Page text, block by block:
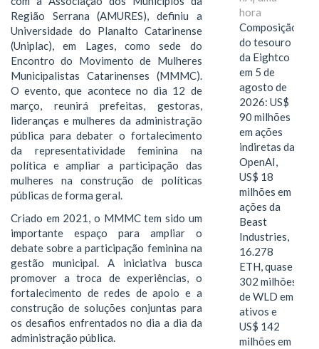
Região Serrana (AMURES), definiu a
Universidade do Planalto Catarinense
(Uniplac), em Lages, como sede do
Encontro do Movimento de Mulheres
Municipalistas Catarinenses (MMMC).
O evento, que acontece no dia 12 de
março, reunirá prefeitas, gestoras,
lideranças e mulheres da administração
pública para debater o fortalecimento
da representatividade feminina na
política e ampliar a participação das
mulheres na construção de políticas
públicas de forma geral.
Criado em 2021, o MMMC tem sido um
importante espaço para ampliar o
debate sobre a participação feminina na
gestão municipal. A iniciativa busca
promover a troca de experiências, o
fortalecimento de redes de apoio e a
construção de soluções conjuntas para
os desafios enfrentados no dia a dia da
administração pública.
hora
Composição
do tesouro
da Eightco
em 5 de
agosto de
2026: US$
90 milhões
em ações
indiretas da
OpenAI,
US$ 18
milhões em
ações da
Beast
Industries,
16.278
ETH, quase
302 milhões
de WLD em
ativos e
US$ 142
milhões em